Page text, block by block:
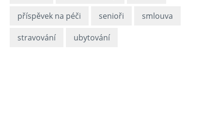
příspěvek na péči senioři smlouva
stravování ubytování